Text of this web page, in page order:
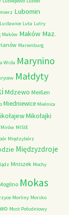
Lubomin
Lusławice Luta Lutry
Maków Maków Maz.
Marienburg
Wisła Marynino
Małdyty
Mdzewo Meißen
Miedniewice Mielnica
Mikołajki
Mirów MISIE
Międzybórz
Międzyzdroje
Mniszek Mochy
Mokas
Morliny Morsko
Most Południowy